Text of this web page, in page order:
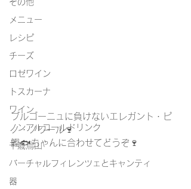
その他
メニュー
レシピ
チーズ
ロゼワイン
トスカーナ
ワイン
ノンアルコールドリンク
千歳烏山
バーチャルフィレンツェとキャンティ
器
ブルゴーニュに負けないエレガント・ピ
ノ・ノワール🍷
鰹🐟ちゃんに合わせてどうぞ🍷